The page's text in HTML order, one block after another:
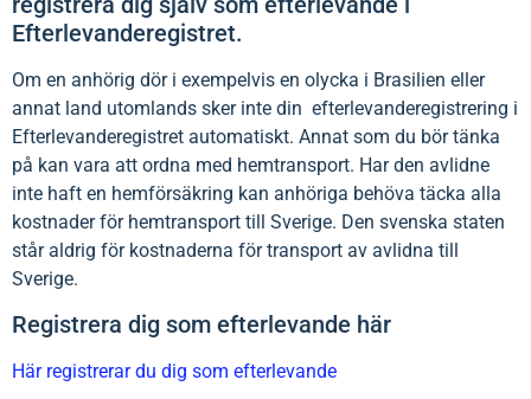
Efterlevanderegistret.
Om en anhörig dör i exempelvis en olycka i Brasilien eller
annat land utomlands sker inte din efterlevanderegistrering i
Efterlevanderegistret automatiskt. Annat som du bör tänka
på kan vara att ordna med hemtransport. Har den avlidne
inte haft en hemförsäkring kan anhöriga behöva täcka alla
kostnader för hemtransport till Sverige. Den svenska staten
står aldrig för kostnaderna för transport av avlidna till
Sverige.
Registrera dig som efterlevande här
Här registrerar du dig som efterlevande